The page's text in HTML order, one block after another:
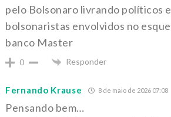
pelo Bolsonaro livrando políticos
bolsonaristas envolvidos no
banco Master
0 Responder
Fernando Krause 8 de maio de 2026 07:08
Pensando bem…